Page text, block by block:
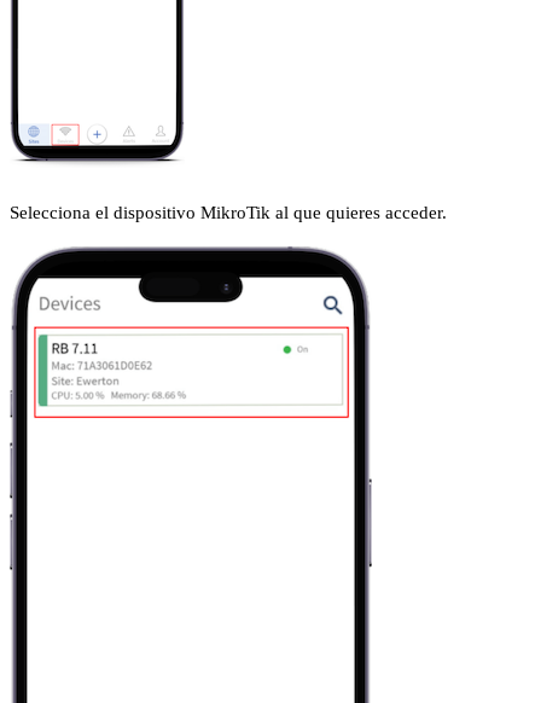
Selecciona el dispositivo MikroTik al que quieres acceder.